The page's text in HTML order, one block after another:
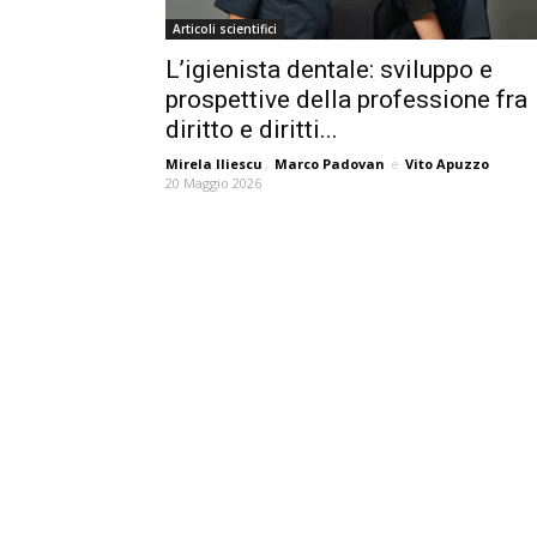
Articoli scientifici
L’igienista dentale: sviluppo e
prospettive della professione fra
diritto e diritti...
Mirela Iliescu , Marco Padovan e Vito Apuzzo
20 Maggio 2026